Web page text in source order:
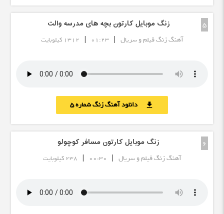
5 زنگ موبایل کارتون بچه های مدرسه والت
آهنگ زنگ فیلم و سریال |
01:23
| 1312 کیلوبایت
download دانلود آهنگ زنگ شماره 5
6 زنگ موبایل کارتون مسافر کوچولو
آهنگ زنگ فیلم و سریال |
00:30
| 238 کیلوبایت